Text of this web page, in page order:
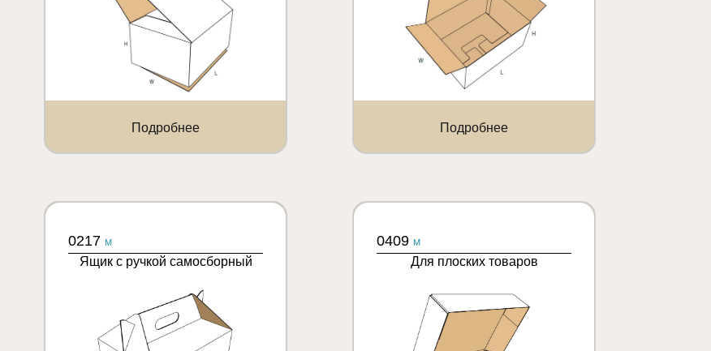
Подробнее Подробнее
0217 M
Ящик с ручкой самосборный
0409 M
Для плоских товаров